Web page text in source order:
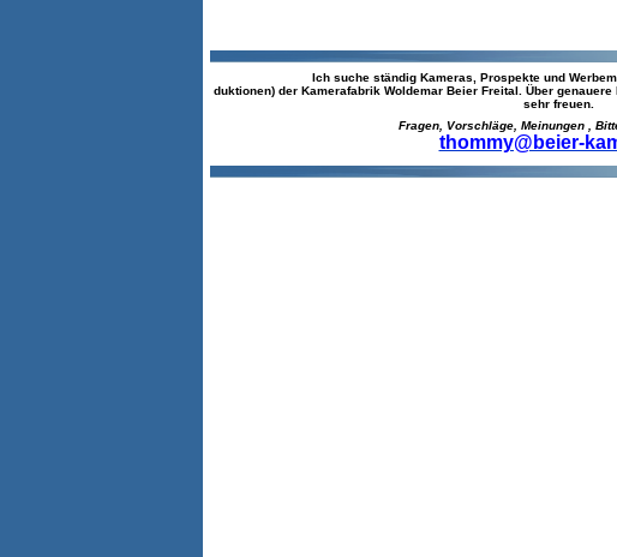
Ich suche ständig Kameras, Prospekte und
duktionen) der Kamerafabrik Woldemar Beier Freital. Über
sehr freuen.
Fragen, Vorschläge, Meinungen ,
thommy@beier-